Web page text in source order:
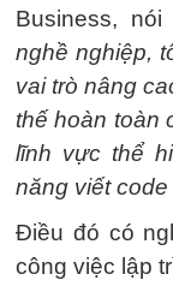
Business, nói
nghề nghiệp,
vai trò nâng
thế hoàn toàn
lĩnh vực thể
năng viết code
Điều đó có
công việc lập